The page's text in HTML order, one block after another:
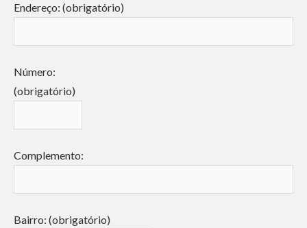
Endereço: (obrigatório)
Número:
(obrigatório)
Complemento:
Bairro: (obrigatório)